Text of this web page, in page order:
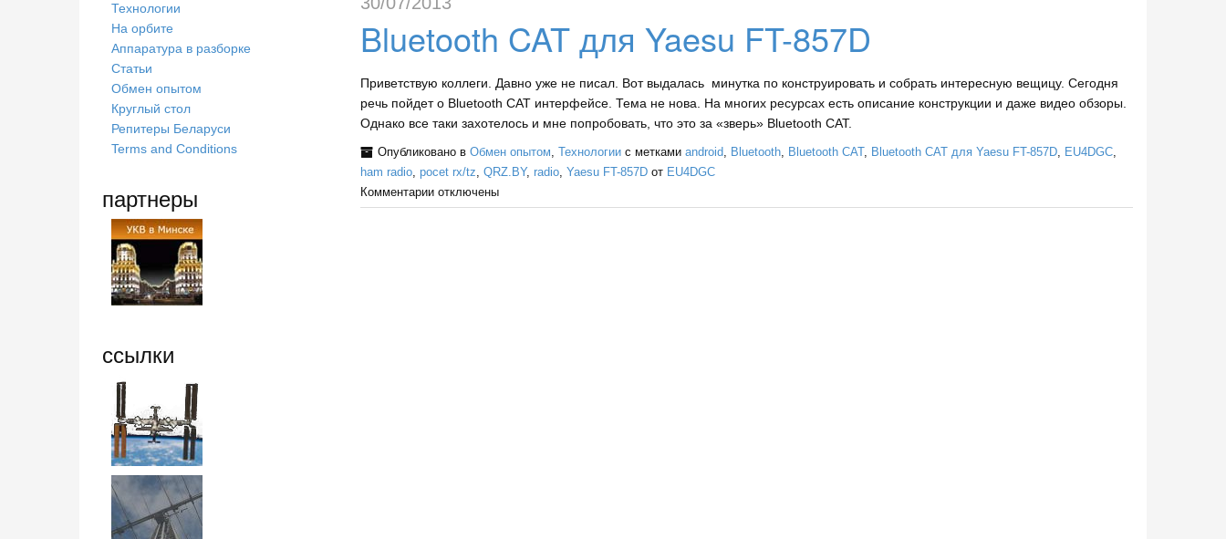
Bluetooth CAT для Yaesu FT-857D
Приветствую коллеги. Давно уже не писал. Вот выдалась минутка по конструировать и собрать интересную вещицу. Сегодня
речь пойдет о Bluetooth CAT интерфейсе. Тема не нова. На многих ресурсах есть описание конструкции и даже видео обзоры.
Однако все таки захотелось и мне попробовать, что это за «зверь» Bluetooth CAT.
Опубликовано в Обмен опытом, Технологиис метками android, Bluetooth, Bluetooth CAT , Bluetooth CAT для Yaesu FT-857D, EU4DGC,
ham radio, pocet rx/tz, QRZ.BY, radio, Yaesu FT-857Dот EU4DGC
Комментарииотключены
Технологии
На орбите
Аппаратура в разборке
Статьи
Обмен опытом
Круглый стол
Репитеры Беларуси
Terms and Conditions
партнеры
ссылки